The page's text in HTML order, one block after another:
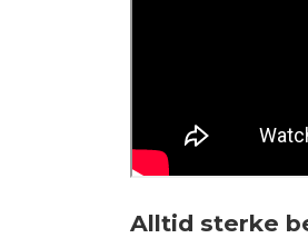
Alltid sterke